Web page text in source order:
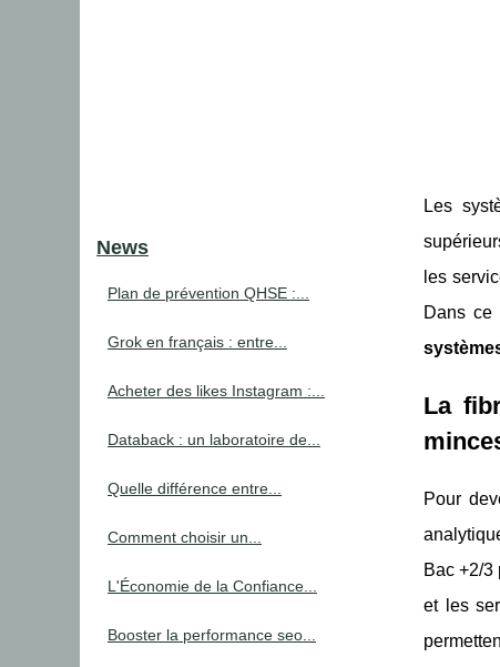
Les
les
Dans ce
La
Pour
Bac +2/3
et les
News
Plan de prévention QHSE :...
Grok en français : entre...
Acheter des likes Instagram :...
Databack : un laboratoire de...
Quelle différence entre...
Comment choisir un...
L'Économie de la Confiance...
Booster la performance seo...